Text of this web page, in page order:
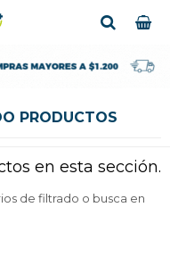
PRODUCTOS
en esta sección.
de filtrado o busca en